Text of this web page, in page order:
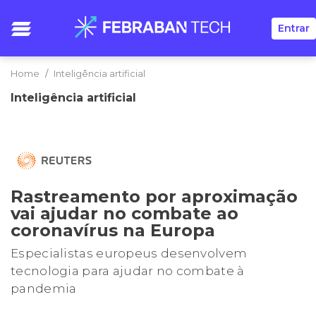
Entrar
Home Inteligência artificial
Inteligência artificial
Rastreamento por aproximação
vai ajudar no combate ao
coronavírus na Europa
Especialistas europeus desenvolvem
tecnologia para ajudar no combate à
pandemia